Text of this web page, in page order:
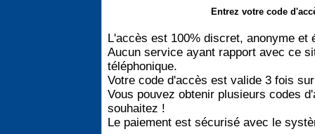
Entrez votre code
L'accès est 100% discret, anonyme et
Aucun service ayant rapport avec ce
téléphonique.
Votre code d'accès est valide 3 fois
Vous pouvez obtenir plusieurs codes
souhaitez !
Le paiement est sécurisé avec le